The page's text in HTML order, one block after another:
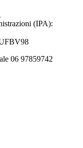
(IPA):
06 97859742